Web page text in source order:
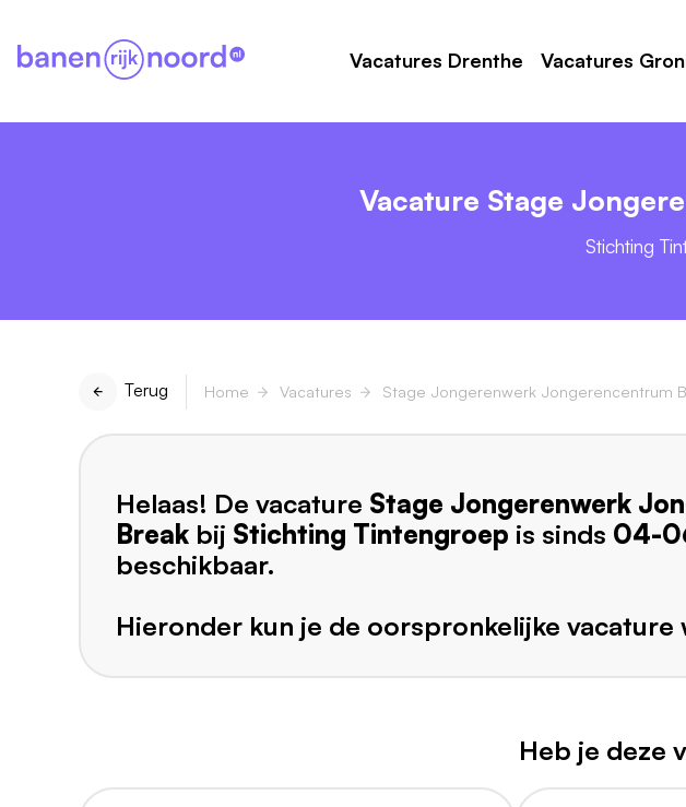
Vacatures Drenthe Vacatures
Vacature Stage
Stichting
Terug Home Vacatures Stage Jongerenwerk Jongerencentrum
Helaas! De vacature Stage Jongerenwerk
Break bij Stichting Tintengroep is sinds 04-
beschikbaar.
Hieronder kun je de oorspronkelijke vacature
Heb je deze